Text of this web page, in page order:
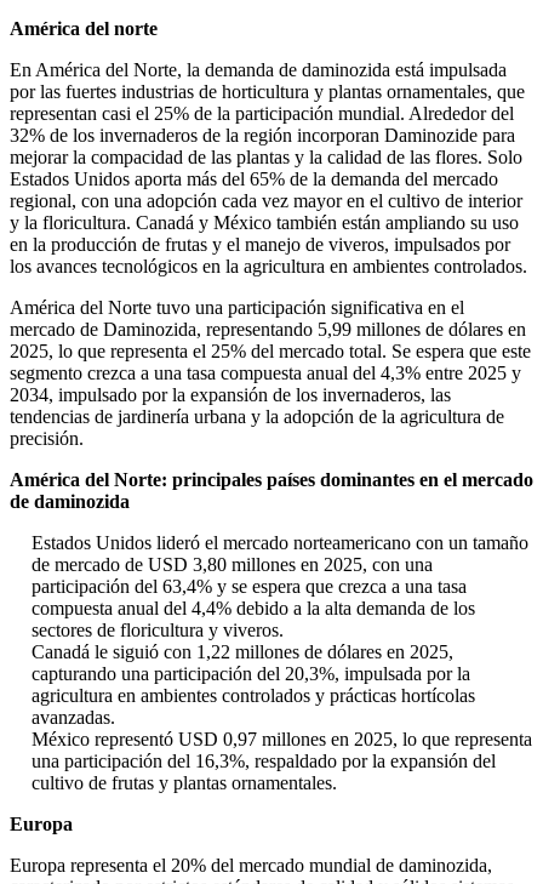
América del norte
En América del Norte, la demanda de daminozida está impulsada
por las fuertes industrias de horticultura y plantas ornamentales, que
representan casi el 25% de la participación mundial. Alrededor del
32% de los invernaderos de la región incorporan Daminozide para
mejorar la compacidad de las plantas y la calidad de las flores. Solo
Estados Unidos aporta más del 65% de la demanda del mercado
regional, con una adopción cada vez mayor en el cultivo de interior
y la floricultura. Canadá y México también están ampliando su uso
en la producción de frutas y el manejo de viveros, impulsados ​​por
los avances tecnológicos en la agricultura en ambientes controlados.
América del Norte tuvo una participación significativa en el
mercado de Daminozida, representando 5,99 millones de dólares en
2025, lo que representa el 25% del mercado total. Se espera que este
segmento crezca a una tasa compuesta anual del 4,3% entre 2025 y
2034, impulsado por la expansión de los invernaderos, las
tendencias de jardinería urbana y la adopción de la agricultura de
precisión.
América del Norte: principales países dominantes en el mercado
de daminozida
Estados Unidos lideró el mercado norteamericano con un tamaño
de mercado de USD 3,80 millones en 2025, con una
participación del 63,4% y se espera que crezca a una tasa
compuesta anual del 4,4% debido a la alta demanda de los
sectores de floricultura y viveros.
Canadá le siguió con 1,22 millones de dólares en 2025,
capturando una participación del 20,3%, impulsada por la
agricultura en ambientes controlados y prácticas hortícolas
avanzadas.
México representó USD 0,97 millones en 2025, lo que representa
una participación del 16,3%, respaldado por la expansión del
cultivo de frutas y plantas ornamentales.
Europa
Europa representa el 20% del mercado mundial de daminozida,